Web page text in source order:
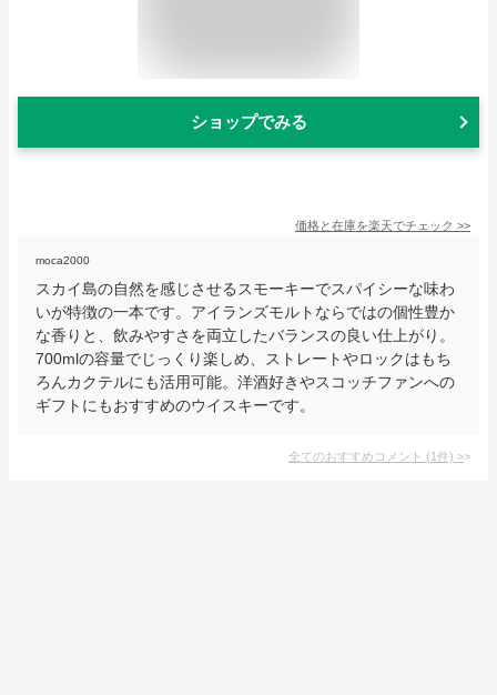
ショップでみる
価格と在庫を楽天でチェック >>
moca2000
スカイ島の自然を感じさせるスモーキーでスパイシーな味わ
いが特徴の一本です。アイランズモルトならではの個性豊か
な香りと、飲みやすさを両立したバランスの良い仕上がり。
700mlの容量でじっくり楽しめ、ストレートやロックはもち
ろんカクテルにも活用可能。洋酒好きやスコッチファンへの
ギフトにもおすすめのウイスキーです。
全てのおすすめコメント (1件) >